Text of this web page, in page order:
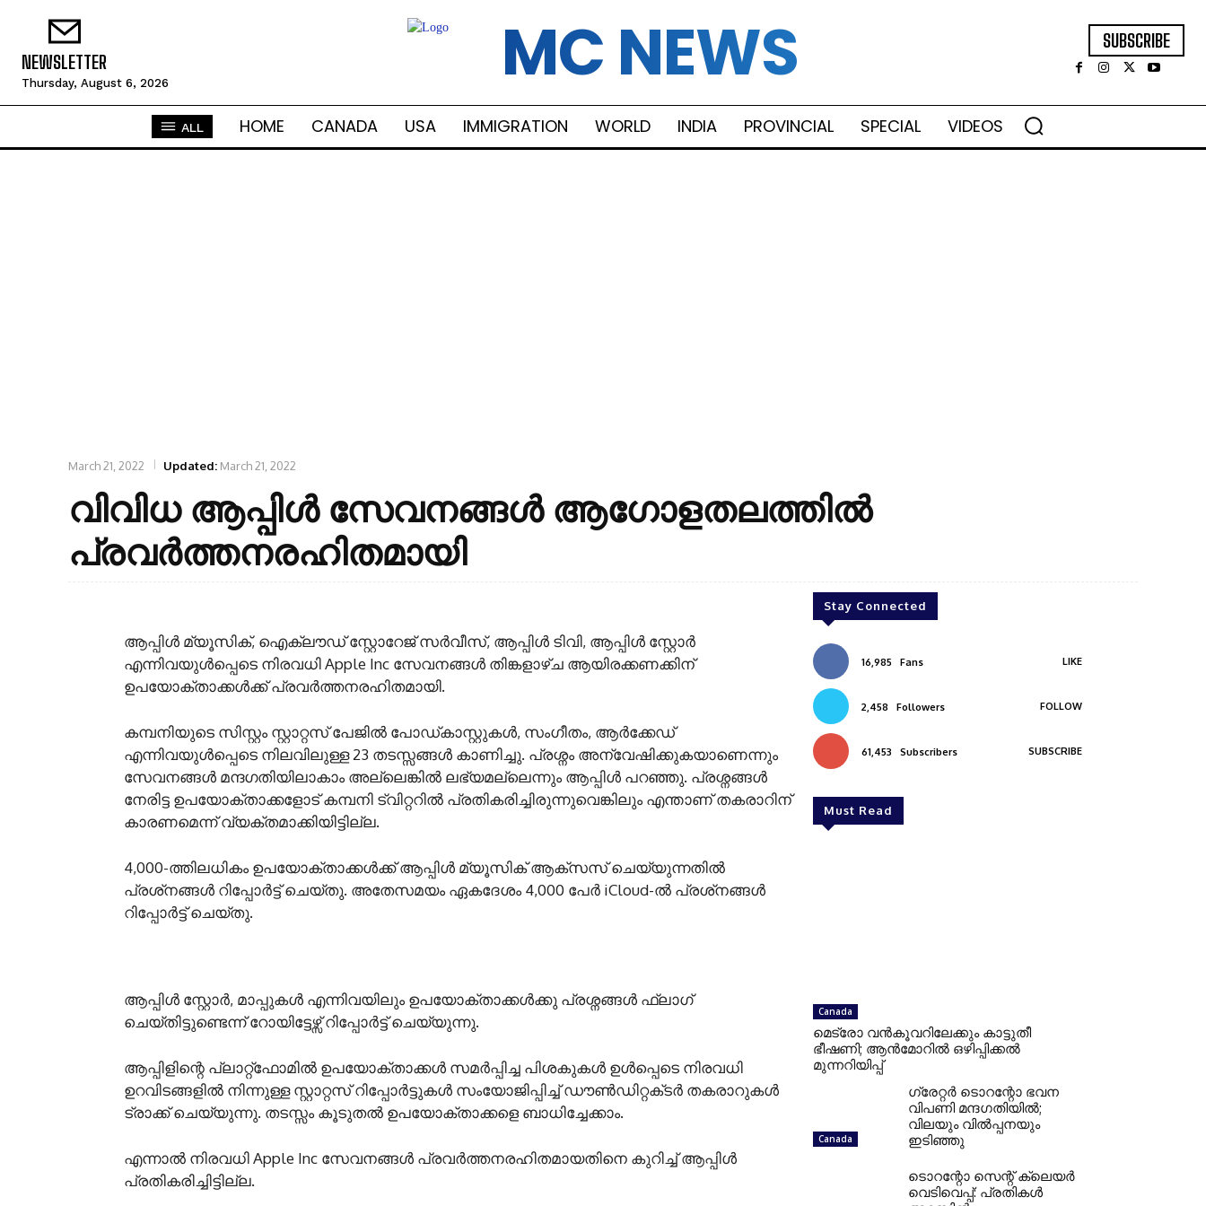
NEWSLETTER
Thursday, August 6, 2026 MC NEWS SUBSCRIBE
ALL HOME CANADA USA IMMIGRATION WORLD INDIA PROVINCIAL SPECIAL VIDEOS
March 21, 2022 Updated: March 21, 2022
വിവിധ ആപ്പിൾ സേവനങ്ങൾ ആഗോളതലത്തിൽ
പ്രവർത്തനരഹിതമായി
ആപ്പിൾ മ്യൂസിക്, ഐക്ലൗഡ് സ്റ്റോറേജ് സർവീസ്, ആപ്പിൾ ടിവി, ആപ്പിൾ സ്റ്റോർ
എന്നിവയുൾപ്പെടെ നിരവധി Apple Inc സേവനങ്ങൾ തിങ്കളാഴ്ച ആയിരക്കണക്കിന്
ഉപയോക്താക്കൾക്ക് പ്രവർത്തനരഹിതമായി.
കമ്പനിയുടെ സിസ്റ്റം സ്റ്റാറ്റസ് പേജിൽ പോഡ്‌കാസ്റ്റുകൾ, സംഗീതം, ആർക്കേഡ്
എന്നിവയുൾപ്പെടെ നിലവിലുള്ള 23 തടസ്സങ്ങൾ കാണിച്ചു. പ്രശ്നം അന്വേഷിക്കുകയാണെന്നും
സേവനങ്ങൾ മന്ദഗതിയിലാകാം അല്ലെങ്കിൽ ലഭ്യമല്ലെന്നും ആപ്പിൾ പറഞ്ഞു. പ്രശ്നങ്ങൾ
നേരിട്ട ഉപയോക്താക്കളോട് കമ്പനി ട്വിറ്ററിൽ പ്രതികരിച്ചിരുന്നുവെങ്കിലും എന്താണ് തകരാറിന്
കാരണമെന്ന് വ്യക്തമാക്കിയിട്ടില്ല.
4,000-ത്തിലധികം ഉപയോക്താക്കൾക്ക് ആപ്പിൾ മ്യൂസിക് ആക്‌സസ് ചെയ്യുന്നതിൽ
പ്രശ്‌നങ്ങൾ റിപ്പോർട്ട് ചെയ്‌തു. അതേസമയം ഏകദേശം 4,000 പേർ iCloud-ൽ പ്രശ്‌നങ്ങൾ
റിപ്പോർട്ട് ചെയ്‌തു.
ആപ്പിൾ സ്റ്റോർ, മാപ്പുകൾ എന്നിവയിലും ഉപയോക്താക്കൾക്കു പ്രശ്നങ്ങൾ ഫ്ലാഗ്
ചെയ്തിട്ടുണ്ടെന്ന് റോയിട്ടേഴ്സ് റിപ്പോർട്ട് ചെയ്യുന്നു.
ആപ്പിളിന്റെ പ്ലാറ്റ്‌ഫോമിൽ ഉപയോക്താക്കൾ സമർപ്പിച്ച പിശകുകൾ ഉൾപ്പെടെ നിരവധി
ഉറവിടങ്ങളിൽ നിന്നുള്ള സ്റ്റാറ്റസ് റിപ്പോർട്ടുകൾ സംയോജിപ്പിച്ച് ഡൗൺഡിറ്റക്‌ടർ തകരാറുകൾ
ട്രാക്ക് ചെയ്യുന്നു. തടസ്സം കൂടുതൽ ഉപയോക്താക്കളെ ബാധിച്ചേക്കാം.
എന്നാൽ നിരവധി Apple Inc സേവനങ്ങൾ പ്രവർത്തനരഹിതമായതിനെ കുറിച്ച് ആപ്പിൾ
പ്രതികരിച്ചിട്ടില്ല.
Stay Connected
16,985 Fans LIKE
2,458 Followers FOLLOW
61,453 Subscribers SUBSCRIBE
Must Read
Canada
മെട്രോ വൻകൂവറിലേക്കും കാട്ടുതീ
ഭീഷണി; ആൻമോറിൽ ഒഴിപ്പിക്കൽ
മുന്നറിയിപ്പ്
Canada
ഗ്രേറ്റര്‍ ടൊറന്റോ ഭവന
വിപണി മന്ദഗതിയില്‍;
വിലയും വില്‍പ്പനയും
ഇടിഞ്ഞു
ടൊറന്റോ സെന്റ് ക്ലെയര്‍
വെടിവെപ്പ്: പ്രതികള്‍